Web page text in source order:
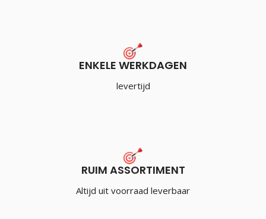
ENKELE WERKDAGEN
levertijd
RUIM ASSORTIMENT
Altijd uit voorraad leverbaar